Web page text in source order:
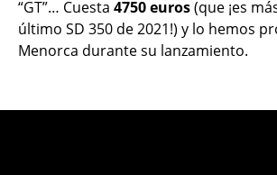
“GT”… Cuesta 4750 euros(que ¡es
último SD 350 de 2021!) y lo hemos
Menorca durante su lanzamiento.